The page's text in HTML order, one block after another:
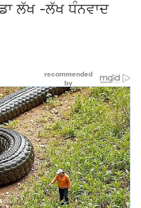
ਲੱਖ -ਲੱਖ ਧੰਨਵਾਦ